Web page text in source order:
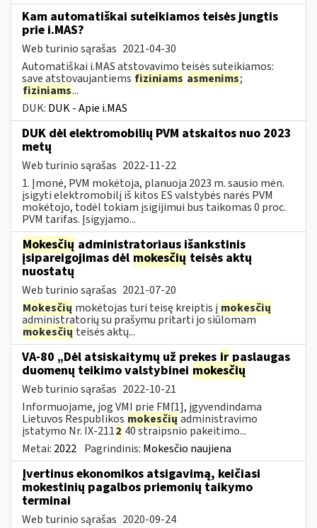
Kam automatiškai suteikiamos teisės jungtis
prie i.MAS?
Web turinio sąrašas 2021-04-30
Automatiškai i.MAS atstovavimo teisės suteikiamos:
save atstovaujantiems fiziniams asmenims;
fiziniams...
DUK: DUK - Apie i.MAS
DUK dėl elektromobilių PVM atskaitos nuo 2023
metų
Web turinio sąrašas 2022-11-22
1. Įmonė, PVM mokėtoja, planuoja 2023 m. sausio mėn.
įsigyti elektromobilį iš kitos ES valstybės narės PVM
mokėtojo, todėl tokiam įsigijimui bus taikomas 0 proc.
PVM tarifas. Įsigyjamo...
Mokesčių administratoriaus išankstinis
įsipareigojimas dėl mokesčių teisės aktų
nuostatų
Web turinio sąrašas 2021-07-20
Mokesčių mokėtojas turi teisę kreiptis į mokesčių
administratorių su prašymu pritarti jo siūlomam
mokesčių teisės aktų...
VA-80 „Dėl atsiskaitymų už prekes ir paslaugas
duomenų teikimo valstybinei mokesčių
Web turinio sąrašas 2022-10-21
Informuojame, jog VMI prie FM[1], įgyvendindama
Lietuvos Respublikos mokesčių administravimo
įstatymo Nr. IX-2112 40 straipsnio pakeitimo...
Metai: 2022 Pagrindinis: Mokesčio naujiena
Įvertinus ekonomikos atsigavimą, keičiasi
mokestinių pagalbos priemonių taikymo
terminai
Web turinio sąrašas 2020-09-24